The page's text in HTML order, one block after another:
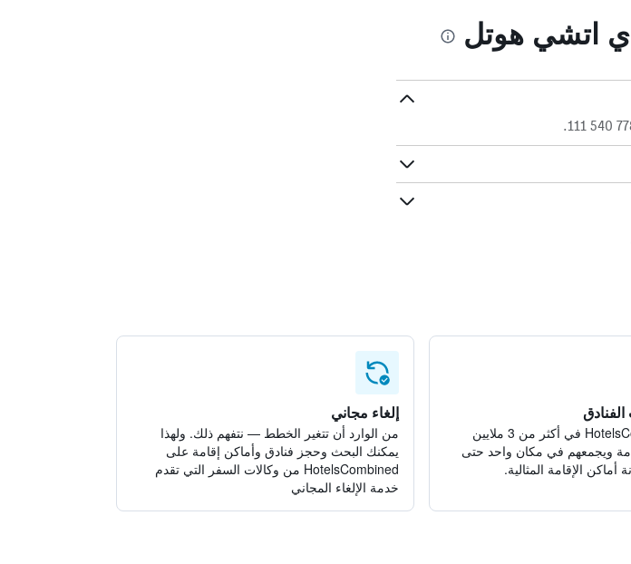
اتشي هوتل
يبحث HotelsCombined في أكثر من 3 ملايين
ويجمعهم في مكان واحد حتى
الإقامة المثالية.
إلغاء مجاني
من الوارد أن تتغير الخطط — نتفهم ذلك. ولهذا
يمكنك البحث وحجز فنادق وأماكن إقامة على
HotelsCombined من وكالات السفر التي تقدم
خدمة الإلغاء المجاني